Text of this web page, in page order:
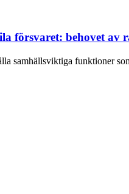
försvaret: behovet av
samhällsviktiga funktioner